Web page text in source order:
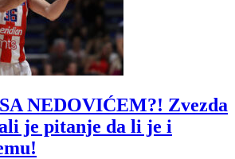
NEDOVIĆEM?! Zvezda
je pitanje da li je i